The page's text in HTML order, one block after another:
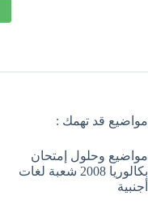
مواضيع قد تهمك :
مواضيع وحلول إمتحان
بكالوريا 2008 شعبة لغات
أجنبية